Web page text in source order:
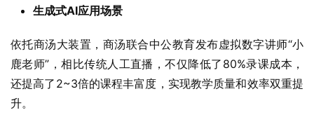
生成式AI应用场景
依托商汤大装置，商汤联合中公教育发布虚拟数字讲师“小
鹿老师”，相比传统人工直播，不仅降低了80%录课成本，
还提高了2~3倍的课程丰富度，实现教学质量和效率双重提
升。